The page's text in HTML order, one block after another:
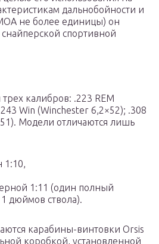
дальнобойности и
не более единицы) он
спортивной
калибров: .223 REM
Win (Winchester 6,2×52); .308
Модели отличаются лишь
1:10,
1:11 (один полный
дюймов ствола).
карабины-винтовки Orsis
коробкой, установленной